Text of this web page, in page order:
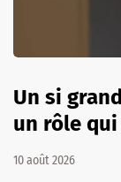
Un si
un rôle
10 août 2026